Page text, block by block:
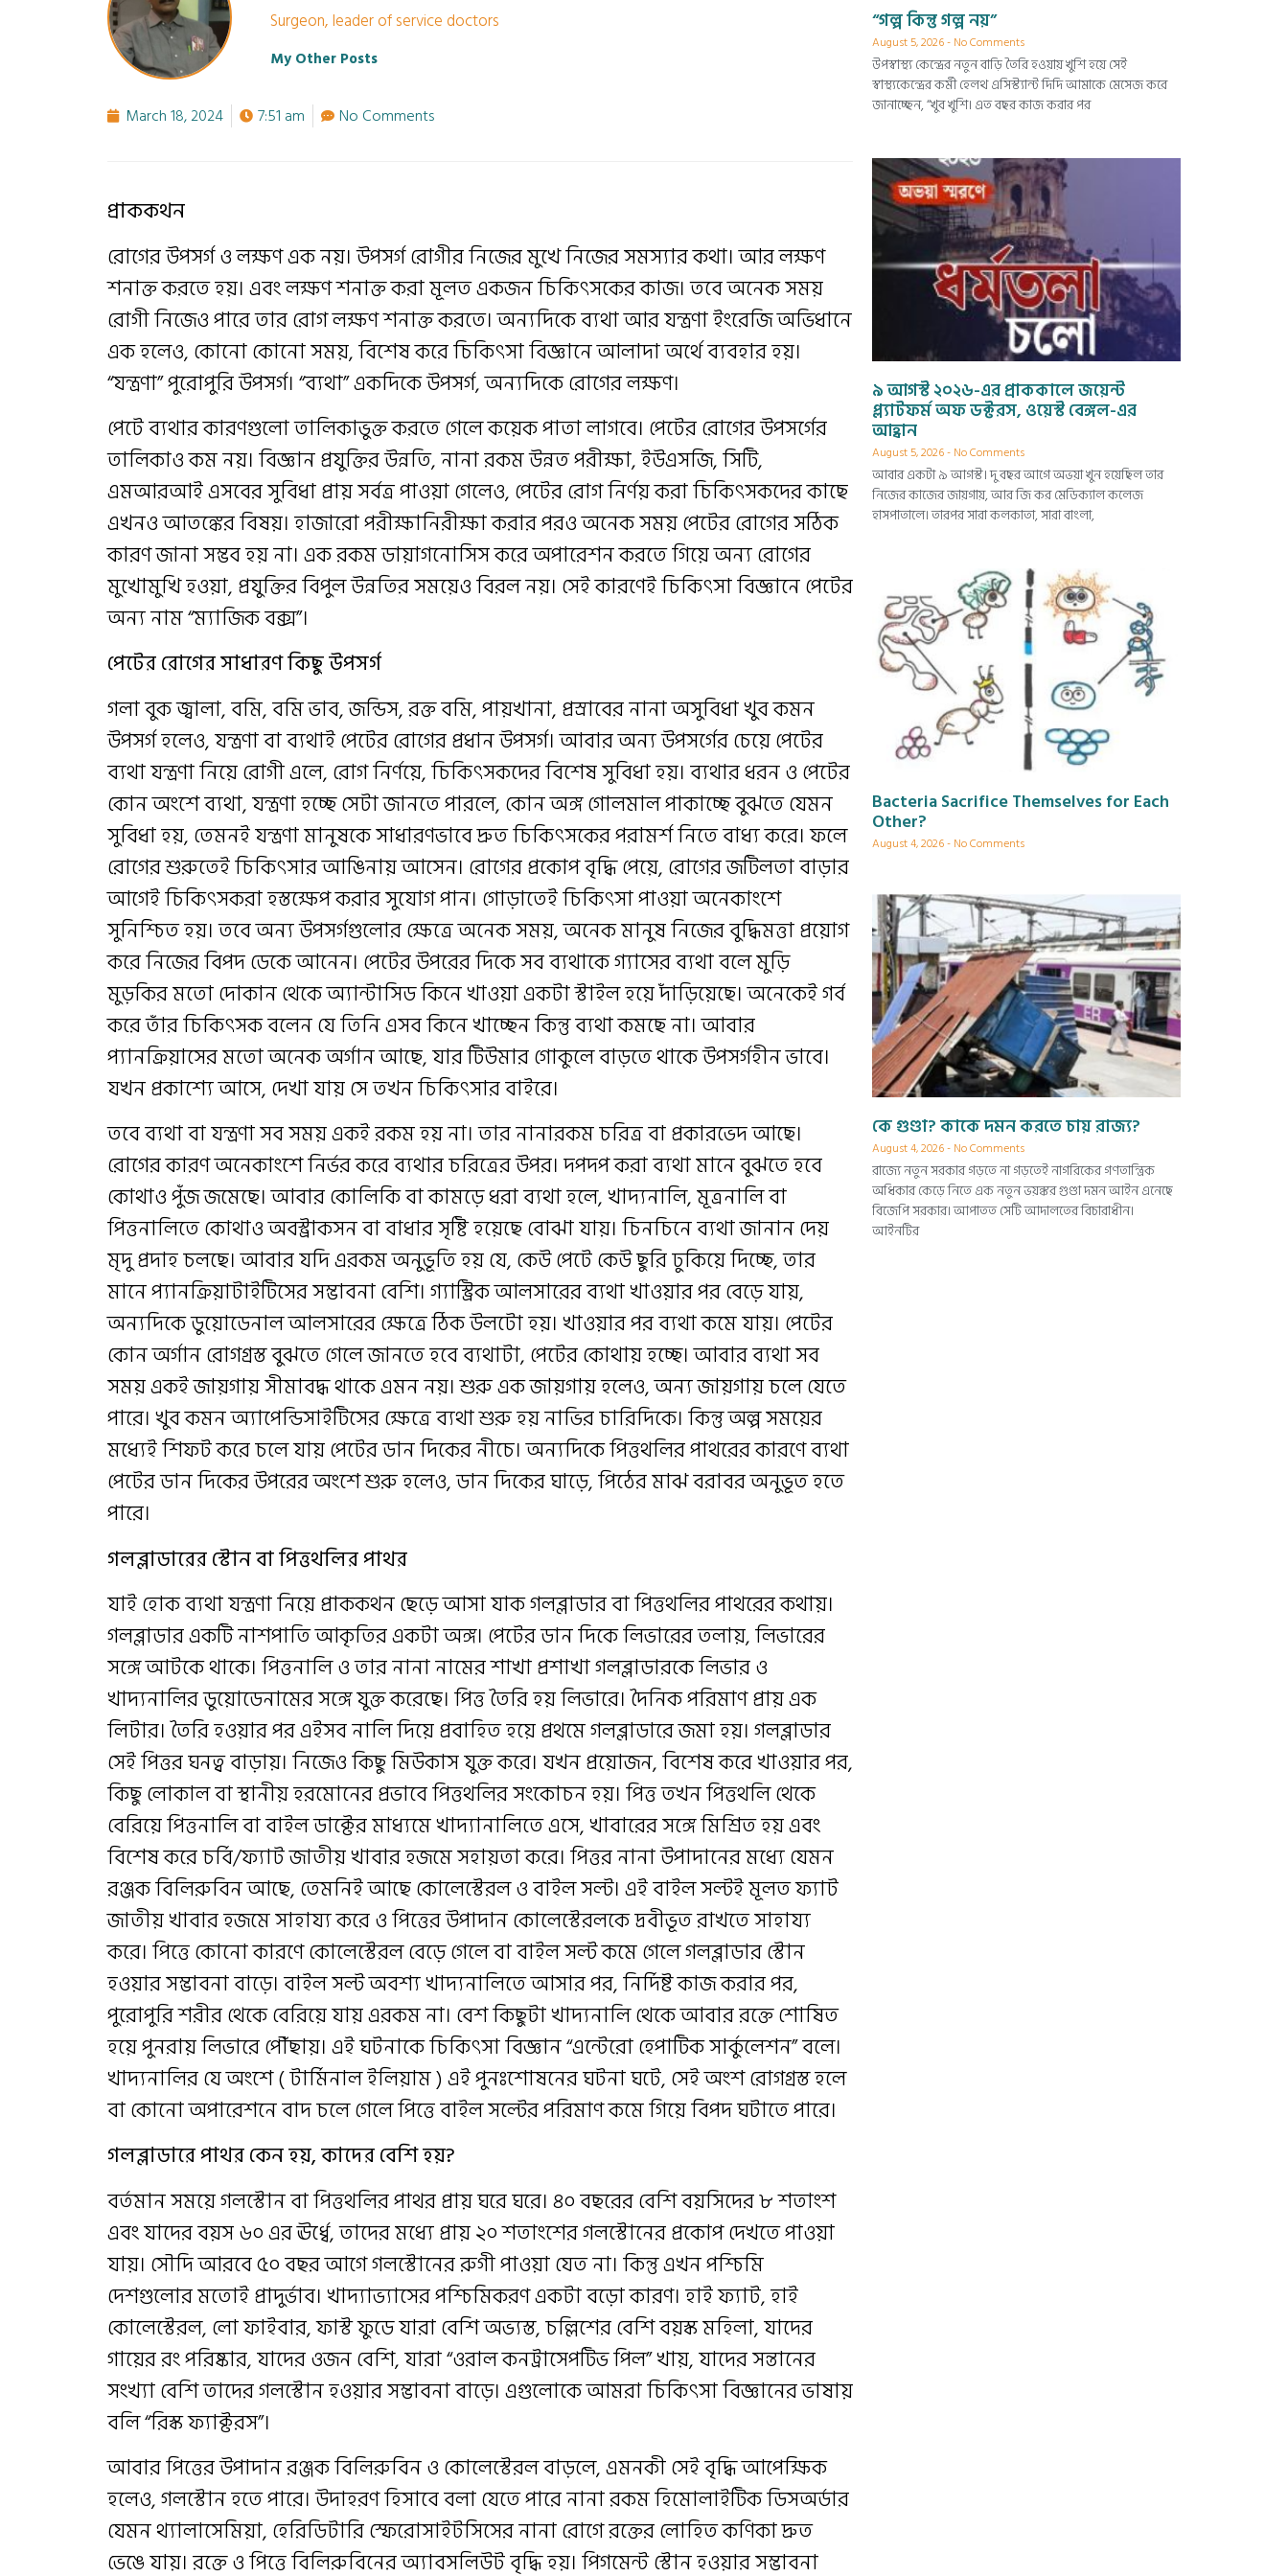
Surgeon, leader of service doctors
My Other Posts
March 18, 2024 7:51 am No Comments
প্রাককথন
রোগের উপসর্গ ও লক্ষণ এক নয়। উপসর্গ রোগীর নিজের মুখে নিজের সমস্যার কথা। আর লক্ষণ
শনাক্ত করতে হয়। এবং লক্ষণ শনাক্ত করা মূলত একজন চিকিৎসকের কাজ। তবে অনেক সময়
রোগী নিজেও পারে তার রোগ লক্ষণ শনাক্ত করতে। অন্যদিকে ব্যথা আর যন্ত্রণা ইংরেজি অভিধানে
এক হলেও, কোনো কোনো সময়, বিশেষ করে চিকিৎসা বিজ্ঞানে আলাদা অর্থে ব্যবহার হয়।
“যন্ত্রণা” পুরোপুরি উপসর্গ। “ব্যথা” একদিকে উপসর্গ, অন্যদিকে রোগের লক্ষণ।
পেটে ব্যথার কারণগুলো তালিকাভুক্ত করতে গেলে কয়েক পাতা লাগবে। পেটের রোগের উপসর্গের
তালিকাও কম নয়। বিজ্ঞান প্রযুক্তির উন্নতি, নানা রকম উন্নত পরীক্ষা, ইউএসজি, সিটি,
এমআরআই এসবের সুবিধা প্রায় সর্বত্র পাওয়া গেলেও, পেটের রোগ নির্ণয় করা চিকিৎসকদের কাছে
এখনও আতঙ্কের বিষয়। হাজারো পরীক্ষানিরীক্ষা করার পরও অনেক সময় পেটের রোগের সঠিক
কারণ জানা সম্ভব হয় না। এক রকম ডায়াগনোসিস করে অপারেশন করতে গিয়ে অন্য রোগের
মুখোমুখি হওয়া, প্রযুক্তির বিপুল উন্নতির সময়েও বিরল নয়। সেই কারণেই চিকিৎসা বিজ্ঞানে পেটের
অন্য নাম “ম্যাজিক বক্স”।
পেটের রোগের সাধারণ কিছু উপসর্গ
গলা বুক জ্বালা, বমি, বমি ভাব, জন্ডিস, রক্ত বমি, পায়খানা, প্রস্রাবের নানা অসুবিধা খুব কমন
উপসর্গ হলেও, যন্ত্রণা বা ব্যথাই পেটের রোগের প্রধান উপসর্গ। আবার অন্য উপসর্গের চেয়ে পেটের
ব্যথা যন্ত্রণা নিয়ে রোগী এলে, রোগ নির্ণয়ে, চিকিৎসকদের বিশেষ সুবিধা হয়। ব্যথার ধরন ও পেটের
কোন অংশে ব্যথা, যন্ত্রণা হচ্ছে সেটা জানতে পারলে, কোন অঙ্গ গোলমাল পাকাচ্ছে বুঝতে যেমন
সুবিধা হয়, তেমনই যন্ত্রণা মানুষকে সাধারণভাবে দ্রুত চিকিৎসকের পরামর্শ নিতে বাধ্য করে। ফলে
রোগের শুরুতেই চিকিৎসার আঙিনায় আসেন। রোগের প্রকোপ বৃদ্ধি পেয়ে, রোগের জটিলতা বাড়ার
আগেই চিকিৎসকরা হস্তক্ষেপ করার সুযোগ পান। গোড়াতেই চিকিৎসা পাওয়া অনেকাংশে
সুনিশ্চিত হয়। তবে অন্য উপসর্গগুলোর ক্ষেত্রে অনেক সময়, অনেক মানুষ নিজের বুদ্ধিমত্তা প্রয়োগ
করে নিজের বিপদ ডেকে আনেন। পেটের উপরের দিকে সব ব্যথাকে গ্যাসের ব্যথা বলে মুড়ি
মুড়কির মতো দোকান থেকে অ্যান্টাসিড কিনে খাওয়া একটা স্টাইল হয়ে দাঁড়িয়েছে। অনেকেই গর্ব
করে তাঁর চিকিৎসক বলেন যে তিনি এসব কিনে খাচ্ছেন কিন্তু ব্যথা কমছে না। আবার
প্যানক্রিয়াসের মতো অনেক অর্গান আছে, যার টিউমার গোকুলে বাড়তে থাকে উপসর্গহীন ভাবে।
যখন প্রকাশ্যে আসে, দেখা যায় সে তখন চিকিৎসার বাইরে।
তবে ব্যথা বা যন্ত্রণা সব সময় একই রকম হয় না। তার নানারকম চরিত্র বা প্রকারভেদ আছে।
রোগের কারণ অনেকাংশে নির্ভর করে ব্যথার চরিত্রের উপর। দপদপ করা ব্যথা মানে বুঝতে হবে
কোথাও পুঁজ জমেছে। আবার কোলিকি বা কামড়ে ধরা ব্যথা হলে, খাদ্যনালি, মূত্রনালি বা
পিত্তনালিতে কোথাও অবস্ট্রাকসন বা বাধার সৃষ্টি হয়েছে বোঝা যায়। চিনচিনে ব্যথা জানান দেয়
মৃদু প্রদাহ চলছে। আবার যদি এরকম অনুভূতি হয় যে, কেউ পেটে কেউ ছুরি ঢুকিয়ে দিচ্ছে, তার
মানে প্যানক্রিয়াটাইটিসের সম্ভাবনা বেশি। গ্যাস্ট্রিক আলসারের ব্যথা খাওয়ার পর বেড়ে যায়,
অন্যদিকে ডুয়োডেনাল আলসারের ক্ষেত্রে ঠিক উলটো হয়। খাওয়ার পর ব্যথা কমে যায়। পেটের
কোন অর্গান রোগগ্রস্ত বুঝতে গেলে জানতে হবে ব্যথাটা, পেটের কোথায় হচ্ছে। আবার ব্যথা সব
সময় একই জায়গায় সীমাবদ্ধ থাকে এমন নয়। শুরু এক জায়গায় হলেও, অন্য জায়গায় চলে যেতে
পারে। খুব কমন অ্যাপেন্ডিসাইটিসের ক্ষেত্রে ব্যথা শুরু হয় নাভির চারিদিকে। কিন্তু অল্প সময়ের
মধ্যেই শিফট করে চলে যায় পেটের ডান দিকের নীচে। অন্যদিকে পিত্তথলির পাথরের কারণে ব্যথা
পেটের ডান দিকের উপরের অংশে শুরু হলেও, ডান দিকের ঘাড়ে, পিঠের মাঝ বরাবর অনুভূত হতে
পারে।
গলব্লাডারের স্টোন বা পিত্তথলির পাথর
যাই হোক ব্যথা যন্ত্রণা নিয়ে প্রাককথন ছেড়ে আসা যাক গলব্লাডার বা পিত্তথলির পাথরের কথায়।
গলব্লাডার একটি নাশপাতি আকৃতির একটা অঙ্গ। পেটের ডান দিকে লিভারের তলায়, লিভারের
সঙ্গে আটকে থাকে। পিত্তনালি ও তার নানা নামের শাখা প্রশাখা গলব্লাডারকে লিভার ও
খাদ্যনালির ডুয়োডেনামের সঙ্গে যুক্ত করেছে। পিত্ত তৈরি হয় লিভারে। দৈনিক পরিমাণ প্রায় এক
লিটার। তৈরি হওয়ার পর এইসব নালি দিয়ে প্রবাহিত হয়ে প্রথমে গলব্লাডারে জমা হয়। গলব্লাডার
সেই পিত্তর ঘনত্ব বাড়ায়। নিজেও কিছু মিউকাস যুক্ত করে। যখন প্রয়োজন, বিশেষ করে খাওয়ার পর,
কিছু লোকাল বা স্থানীয় হরমোনের প্রভাবে পিত্তথলির সংকোচন হয়। পিত্ত তখন পিত্তথলি থেকে
বেরিয়ে পিত্তনালি বা বাইল ডাক্টের মাধ্যমে খাদ্যানালিতে এসে, খাবারের সঙ্গে মিশ্রিত হয় এবং
বিশেষ করে চর্বি/ফ্যাট জাতীয় খাবার হজমে সহায়তা করে। পিত্তর নানা উপাদানের মধ্যে যেমন
রঞ্জক বিলিরুবিন আছে, তেমনিই আছে কোলেস্টেরল ও বাইল সল্ট। এই বাইল সল্টই মূলত ফ্যাট
জাতীয় খাবার হজমে সাহায্য করে ও পিত্তের উপাদান কোলেস্টেরলকে দ্রবীভূত রাখতে সাহায্য
করে। পিত্তে কোনো কারণে কোলেস্টেরল বেড়ে গেলে বা বাইল সল্ট কমে গেলে গলব্লাডার স্টোন
হওয়ার সম্ভাবনা বাড়ে। বাইল সল্ট অবশ্য খাদ্যনালিতে আসার পর, নির্দিষ্ট কাজ করার পর,
পুরোপুরি শরীর থেকে বেরিয়ে যায় এরকম না। বেশ কিছুটা খাদ্যনালি থেকে আবার রক্তে শোষিত
হয়ে পুনরায় লিভারে পৌঁছায়। এই ঘটনাকে চিকিৎসা বিজ্ঞান “এন্টেরো হেপাটিক সার্কুলেশন” বলে।
খাদ্যনালির যে অংশে ( টার্মিনাল ইলিয়াম ) এই পুনঃশোষনের ঘটনা ঘটে, সেই অংশ রোগগ্রস্ত হলে
বা কোনো অপারেশনে বাদ চলে গেলে পিত্তে বাইল সল্টের পরিমাণ কমে গিয়ে বিপদ ঘটাতে পারে।
গলব্লাডারে পাথর কেন হয়, কাদের বেশি হয়?
বর্তমান সময়ে গলস্টোন বা পিত্তথলির পাথর প্রায় ঘরে ঘরে। ৪০ বছরের বেশি বয়সিদের ৮ শতাংশ
এবং যাদের বয়স ৬০ এর ঊর্ধ্বে, তাদের মধ্যে প্রায় ২০ শতাংশের গলস্টোনের প্রকোপ দেখতে পাওয়া
যায়। সৌদি আরবে ৫০ বছর আগে গলস্টোনের রুগী পাওয়া যেত না। কিন্তু এখন পশ্চিমি
দেশগুলোর মতোই প্রাদুর্ভাব। খাদ্যাভ্যাসের পশ্চিমিকরণ একটা বড়ো কারণ। হাই ফ্যাট, হাই
কোলেস্টেরল, লো ফাইবার, ফাস্ট ফুডে যারা বেশি অভ্যস্ত, চল্লিশের বেশি বয়স্ক মহিলা, যাদের
গায়ের রং পরিষ্কার, যাদের ওজন বেশি, যারা “ওরাল কনট্রাসেপটিভ পিল” খায়, যাদের সন্তানের
সংখ্যা বেশি তাদের গলস্টোন হওয়ার সম্ভাবনা বাড়ে। এগুলোকে আমরা চিকিৎসা বিজ্ঞানের ভাষায়
বলি “রিস্ক ফ্যাক্টরস”।
আবার পিত্তের উপাদান রঞ্জক বিলিরুবিন ও কোলেস্টেরল বাড়লে, এমনকী সেই বৃদ্ধি আপেক্ষিক
হলেও, গলস্টোন হতে পারে। উদাহরণ হিসাবে বলা যেতে পারে নানা রকম হিমোলাইটিক ডিসঅর্ডার
যেমন থ্যালাসেমিয়া, হেরিডিটারি স্ফেরোসাইটসিসের নানা রোগে রক্তের লোহিত কণিকা দ্রুত
ভেঙে যায়। রক্তে ও পিত্তে বিলিরুবিনের অ্যাবসলিউট বৃদ্ধি হয়। পিগমেন্ট স্টোন হওয়ার সম্ভাবনা
“গল্প কিন্তু গল্প নয়”
August 5, 2026 No Comments
উপস্বাস্থ্য কেন্দ্রের নতুন বাড়ি তৈরি হওয়ায় খুশি হয়ে সেই
স্বাস্থ্যকেন্দ্রের কর্মী হেলথ এসিস্ট্যান্ট দিদি আমাকে মেসেজ করে
জানাচ্ছেন, “খুব খুশি। এত বছর কাজ করার পর
৯ আগস্ট ২০২৬-এর প্রাককালে জয়েন্ট
প্ল্যাটফর্ম অফ ডক্টরস, ওয়েস্ট বেঙ্গল-এর
আহ্বান
August 5, 2026 No Comments
আবার একটা ৯ আগস্ট। দু বছর আগে অভয়া খুন হয়েছিল তার
নিজের কাজের জায়গায়, আর জি কর মেডিক্যাল কলেজ
হাসপাতালে। তারপর সারা কলকাতা, সারা বাংলা,
Bacteria Sacrifice Themselves for Each
Other?
August 4, 2026 No Comments
কে গুণ্ডা? কাকে দমন করতে চায় রাজ্য?
August 4, 2026 No Comments
রাজ্যে নতুন সরকার গড়তে না গড়তেই নাগরিকের গণতান্ত্রিক
অধিকার কেড়ে নিতে এক নতুন ভয়ঙ্কর গুণ্ডা দমন আইন এনেছে
বিজেপি সরকার। আপাতত সেটি আদালতের বিচারাধীন।
আইনটির